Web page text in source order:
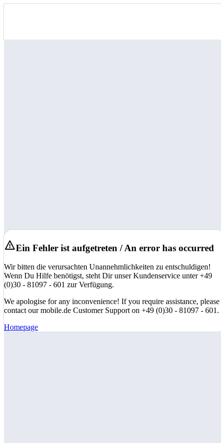
Ein Fehler ist aufgetreten / An error has occurred
Wir bitten die verursachten Unannehmlichkeiten zu entschuldigen!
Wenn Du Hilfe benötigst, steht Dir unser Kundenservice unter +49
(0)30 - 81097 - 601 zur Verfügung.
We apologise for any inconvenience! If you require assistance, please
contact our mobile.de Customer Support on +49 (0)30 - 81097 - 601.
Homepage